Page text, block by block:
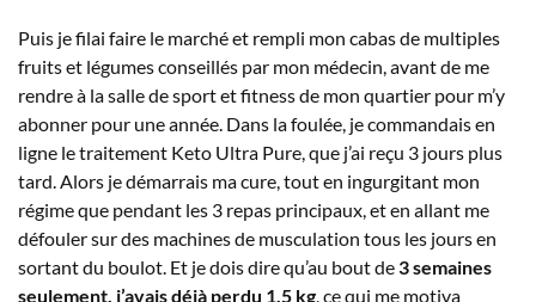
Puis je filai faire le marché et rempli mon cabas de multiples
fruits et légumes conseillés par mon médecin, avant de me
rendre à la salle de sport et fitness de mon quartier pour m’y
abonner pour une année. Dans la foulée, je commandais en
ligne le traitement Keto Ultra Pure, que j’ai reçu 3 jours plus
tard. Alors je démarrais ma cure, tout en ingurgitant mon
régime que pendant les 3 repas principaux, et en allant me
défouler sur des machines de musculation tous les jours en
sortant du boulot. Et je dois dire qu’au bout de 3 semaines
seulement, j’avais déjà perdu 1,5 kg, ce qui me motiva